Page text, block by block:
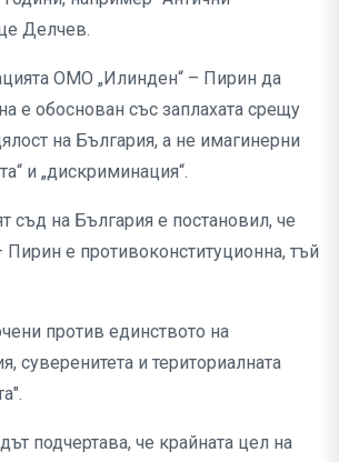
Делчев.
ОМО „Илинден“ – Пирин да
е обоснован със заплахата срещу
на България, а не имагинерни
и „дискриминация“.
съд на България е постановил, че
е противоконституционна, тъй
против единството на
суверенитета и териториалната
подчертава, че крайната цел на